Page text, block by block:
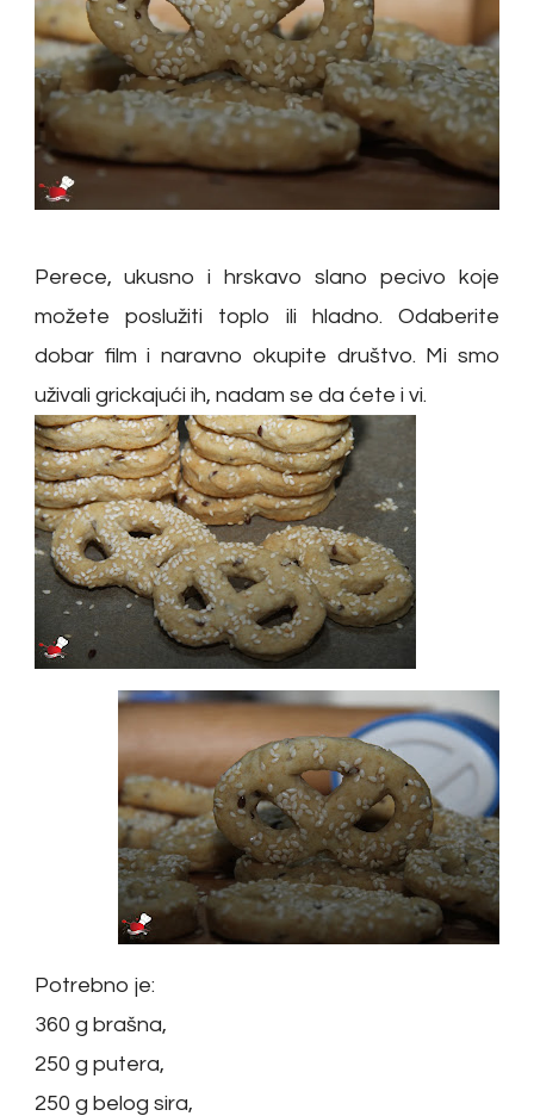
Perece, ukusno i hrskavo slano pecivo koje
možete poslužiti toplo ili hladno. Odaberite
dobar film i naravno okupite društvo. Mi smo
uživali grickajući ih, nadam se da ćete i vi.
Potrebno je:
360 g brašna,
250 g putera,
250 g belog sira,